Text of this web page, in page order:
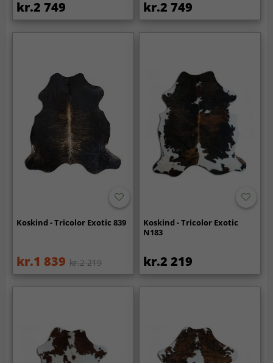
kr.2 749 kr.2 749
Koskind - Tricolor Exotic 839
kr.1 839 kr.2 219
Koskind - Tricolor Exotic
N183
kr.2 219